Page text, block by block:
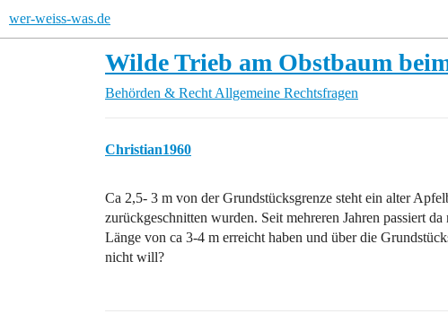
wer-weiss-was.de
Wilde Trieb am Obstbaum
Behörden & Recht Allgemeine Rechtsfragen
Christian1960
Ca 2,5- 3 m von der Grundstücksgrenze steht ein alter
zurückgeschnitten wurden. Seit mehreren Jahren passiert
Länge von ca 3-4 m erreicht haben und über die
nicht will?